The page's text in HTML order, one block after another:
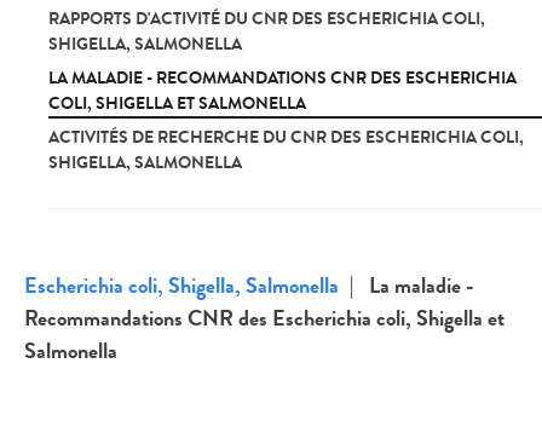
RAPPORTS D'ACTIVITÉ DU CNR DES ESCHERICHIA COLI,
SHIGELLA, SALMONELLA
LA MALADIE - RECOMMANDATIONS CNR DES ESCHERICHIA
COLI, SHIGELLA ET SALMONELLA
ACTIVITÉS DE RECHERCHE DU CNR DES ESCHERICHIA COLI,
SHIGELLA, SALMONELLA
Escherichia coli, Shigella, Salmonella
La maladie -
Recommandations CNR des Escherichia coli, Shigella et
Salmonella